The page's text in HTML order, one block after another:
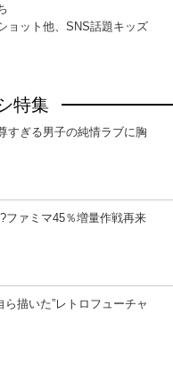
ョット他、SNS話題キッズ
特集
すぎる男子の純情ラブに胸
ファミマ45％増量作戦再来
描いた”レトロフューチャ